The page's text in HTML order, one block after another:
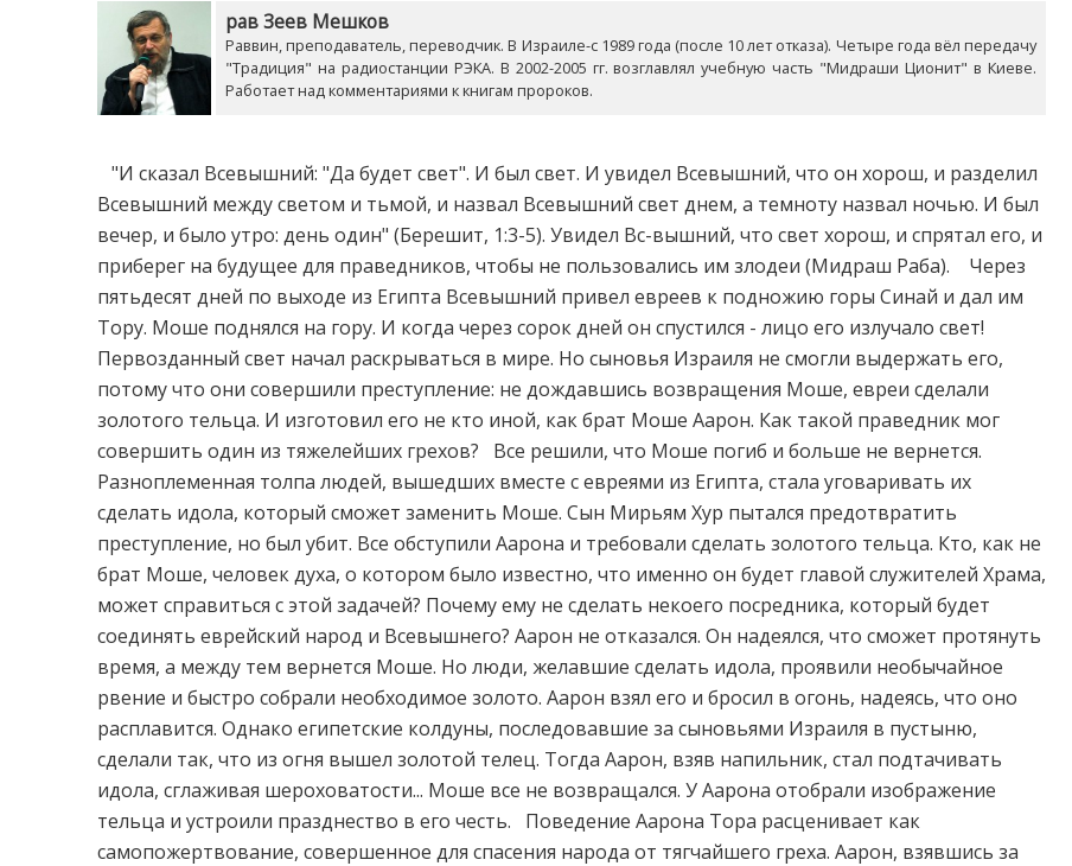
рав Зеев Мешков
Раввин, преподаватель, переводчик. В Израиле-с 1989 года (после 10 лет отказа). Четыре года вёл передачу
"Традиция" на радиостанции РЭКА. В 2002-2005 гг. возглавлял учебную часть "Мидраши Ционит" в Киеве.
Работает над комментариями к книгам пророков.
"И сказал Всевышний: "Да будет свет". И был свет. И увидел Всевышний, что он хорош, и разделил
Всевышний между светом и тьмой, и назвал Всевышний свет днем, а темноту назвал ночью. И был
вечер, и было утро: день один" (Берешит, 1:3-5). Увидел Вс-вышний, что свет хорош, и спрятал его, и
приберег на будущее для праведников, чтобы не пользовались им злодеи (Мидраш Раба). Через
пятьдесят дней по выходе из Египта Всевышний привел евреев к подножию горы Синай и дал им
Тору. Моше поднялся на гору. И когда через сорок дней он спустился - лицо его излучало свет!
Первозданный свет начал раскрываться в мире. Но сыновья Израиля не смогли выдержать его,
потому что они совершили преступление: не дождавшись возвращения Моше, евреи сделали
золотого тельца. И изготовил его не кто иной, как брат Моше Аарон. Как такой праведник мог
совершить один из тяжелейших грехов? Все решили, что Моше погиб и больше не вернется.
Разноплеменная толпа людей, вышедших вместе с евреями из Египта, стала уговаривать их
сделать идола, который сможет заменить Моше. Сын Мирьям Хур пытался предотвратить
преступление, но был убит. Все обступили Аарона и требовали сделать золотого тельца. Кто, как не
брат Моше, человек духа, о котором было известно, что именно он будет главой служителей Храма,
может справиться с этой задачей? Почему ему не сделать некоего посредника, который будет
соединять еврейский народ и Всевышнего? Аарон не отказался. Он надеялся, что сможет протянуть
время, а между тем вернется Моше. Но люди, желавшие сделать идола, проявили необычайное
рвение и быстро собрали необходимое золото. Аарон взял его и бросил в огонь, надеясь, что оно
расплавится. Однако египетские колдуны, последовавшие за сыновьями Израиля в пустыню,
сделали так, что из огня вышел золотой телец. Тогда Аарон, взяв напильник, стал подтачивать
идола, сглаживая шероховатости... Моше все не возвращался. У Аарона отобрали изображение
тельца и устроили празднество в его честь. Поведение Аарона Тора расценивает как
самопожертвование, совершенное для спасения народа от тягчайшего греха. Аарон, взявшись за